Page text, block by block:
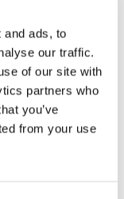
and ads, to
our traffic.
of our site with
partners who
you’ve
from your use
búsquedas
a las
de
publicada.
*